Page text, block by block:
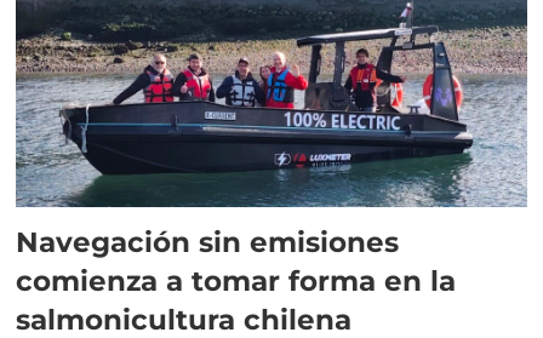
Navegación sin emisiones
comienza a tomar forma en la
salmonicultura chilena